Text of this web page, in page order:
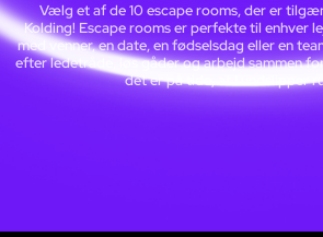
Vælg et af de 10 escape rooms, der er
Kolding! Escape rooms er perfekte til enhver
med venner, en date, en fødselsdag eller en
efter ledetråde, løs gåder og arbejd sammen
det er på tide, at I undslipper